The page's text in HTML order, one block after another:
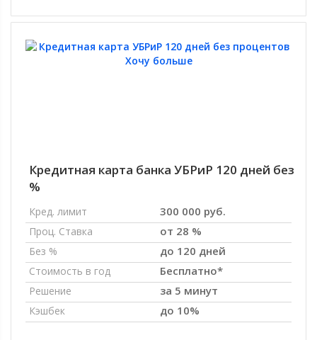
Кредитная карта банка УБРиР 120 дней без
%
Кред. лимит 300 000 руб.
Проц. Ставка от 28 %
Без % до 120 дней
Стоимость в год Бесплатно*
Решение за 5 минут
Кэшбек до 10%